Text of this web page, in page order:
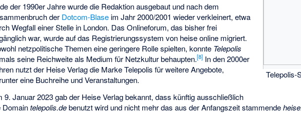
Telepolis-
der 1990er Jahre wurde die Redaktion ausgebaut und nach dem
der Dotcom-Blase im Jahr 2000/2001 wieder verkleinert, etwa
Wegfall einer Stelle in London. DasOnlineforum, das bisher frei
war, wurde auf das Registrierungssystem von heise online migriert.
netzpolitische Themen eine geringere Rolle spielten, konnte Telepolis
seine Reichweite als Medium für Netzkultur behaupten.[8] In den 2000er
nutzt der Heise Verlag die Marke Telepolis für weitere Angebote,
eine Buchreihe und Veranstaltungen.
9. Januar 2023 gab der Heise Verlag bekannt, dass künftig ausschließlich
Domaintelepolis.debenutzt wird und nicht mehr das aus der Anfangszeit stammende